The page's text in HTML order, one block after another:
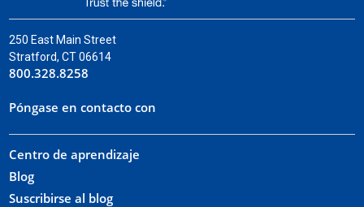
250 East Main Street
Stratford, CT 06614
800.328.8258
Póngase en contacto con
Centro de aprendizaje
Blog
Suscribirse al blog